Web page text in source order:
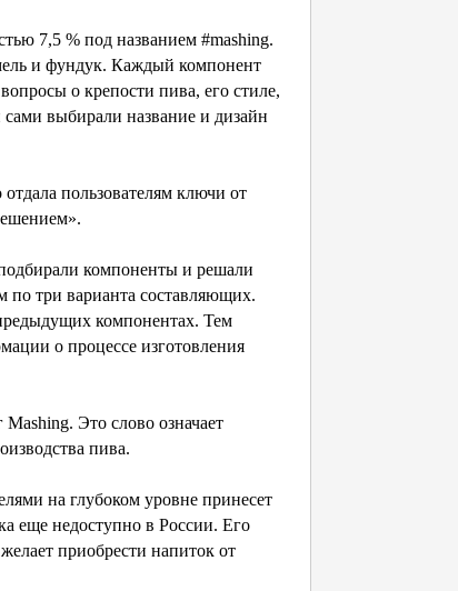
7,5 % под названием #mashing.
и фундук. Каждый компонент
о крепости пива, его стиле,
выбирали название и дизайн
пользователям ключи от
компоненты и решали
по три варианта составляющих.
компонентах. Тем
о процессе изготовления
Это слово означает
пива.
на глубоком уровне принесет
еще недоступно в России. Его
приобрести напиток от